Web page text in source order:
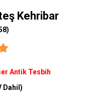
Kehribar
Antik Tesbih
Dahil)